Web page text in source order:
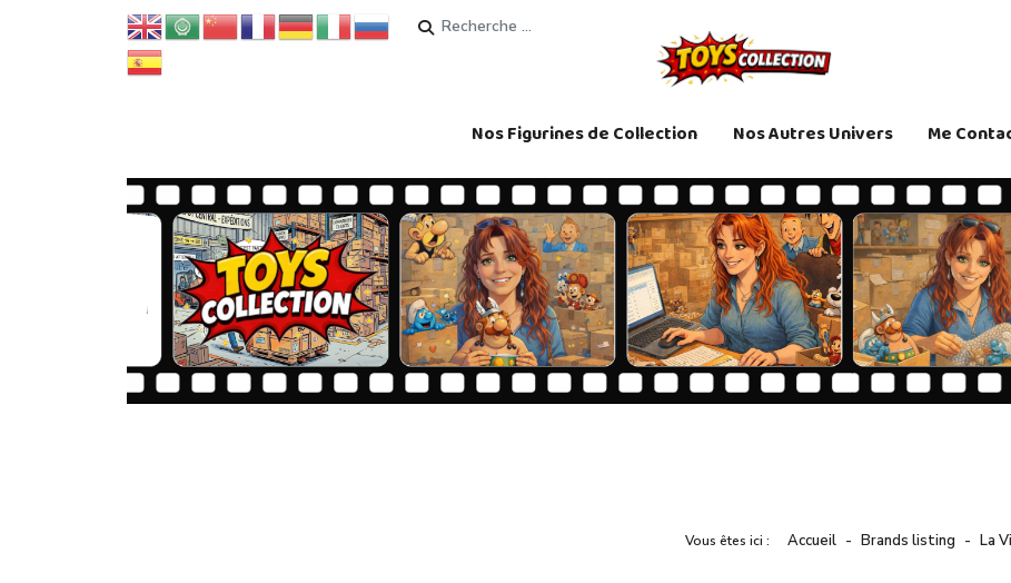
Rechercher
Nos Figurines de Collection Nos Autres Univers Me
Vous êtes ici : Accueil Brands listing La